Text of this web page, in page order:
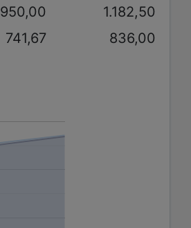
950,00
1.182,50
741,67 836,00